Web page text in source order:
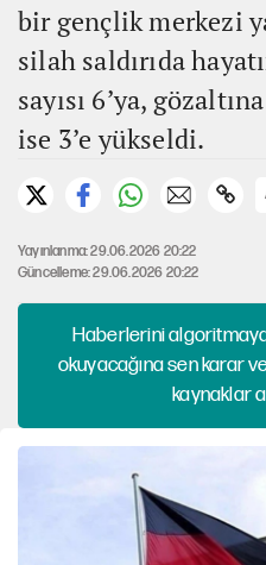
bir gençlik merkezi
silah saldırıda
sayısı 6’ya,
ise 3’e yükseldi.
Yayınlanma: 29.06.2026 20:22
Güncelleme: 29.06.2026 20:22
Haberlerini algoritmaya
okuyacağına sen karar
kaynaklar